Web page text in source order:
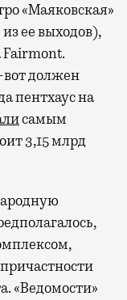
«Маяковская»
ее выходов),
Fairmont.
вот должен
пентхаус на
самым
3,15 млрд
«Ведомости»